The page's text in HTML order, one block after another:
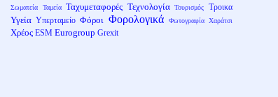
Σωματεία Ταμεία Ταχυμεταφορές Τεχνολογία Τουρισμός Τροικα
Υγεία Υπερταμείο Φόροι Φορολογικά Φωτογραφία Χαράτσι
Χρέος ESM Eurogroup Grexit